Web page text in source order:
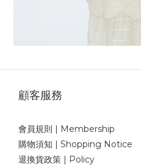
顧客服務
會員規則 | Membership
購物須知 | Shopping Notice
退換貨政策 | Policy